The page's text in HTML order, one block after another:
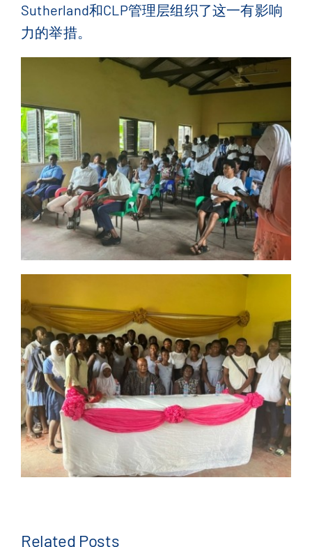
Sutherland和CLP管理层组织了这一有影响
力的举措。
Related Posts